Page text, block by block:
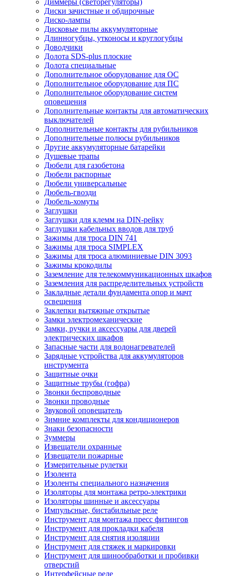
Диски зачистные и обдирочные
Диско-лампы
Дисковые пилы аккумуляторные
Длинногубцы, утконосы и круглогубцы
Доводчики
Долота SDS-plus плоские
Долота специальные
Дополнительное оборудование для ОС
Дополнительное оборудование для ПС
Дополнительное оборудование систем
оповещения
Дополнительные контакты для автоматических
выключателей
Дополнительные контакты для рубильников
Дополнительные полюсы рубильников
Другие аккумуляторные батарейки
Душевые трапы
Дюбели для газобетона
Дюбели распорные
Дюбели универсальные
Дюбель-гвозди
Дюбель-хомуты
Заглушки
Заглушки для клемм на DIN-рейку
Заглушки кабельных вводов для труб
Зажимы для троса DIN 741
Зажимы для троса SIMPLEX
Зажимы для троса алюминиевые DIN 3093
Зажимы крокодилы
Заземление для телекоммуникационных шкафов
Заземления для распределительных устройств
Закладные детали фундамента опор и мачт
освещения
Заклепки вытяжные открытые
Замки электромеханические
Замки, ручки и аксессуары для дверей
электрических шкафов
Запасные части для водонагревателей
Зарядные устройства для аккумуляторов
инструмента
Защитные очки
Защитные трубы (гофра)
Звонки беспроводные
Звонки проводные
Звуковой оповещатель
Зимние комплекты для кондиционеров
Знаки безопасности
Зуммеры
Извещатели охранные
Извещатели пожарные
Измерительные рулетки
Изолента
Изоленты специального назначения
Изоляторы для монтажа ретро-электрики
Изоляторы шинные и аксессуары
Импульсные, бистабильные реле
Инструмент для монтажа пресс фитингов
Инструмент для прокладки кабеля
Инструмент для снятия изоляции
Инструмент для стяжек и маркировки
Инструмент для шинообработки и пробивки
отверстий
Интерфейсные реле